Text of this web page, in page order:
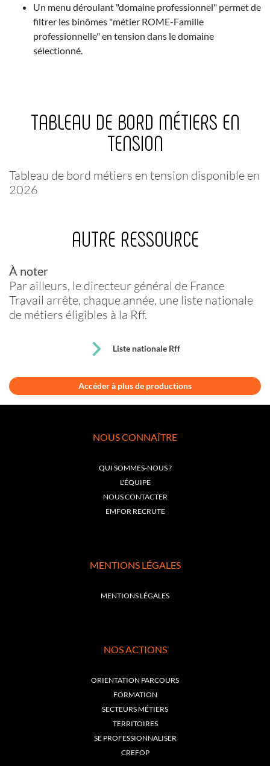
Un menu déroulant "domaine professionnel" permet de
filtrer les binômes "métier ROME-Famille
professionnelle" en tension dans le domaine
sélectionné.
TABLEAU DE BORD MÉTIERS EN
TENSION
Tableau de bord métiers en tension disponible en
2026
AUTRE RESSOURCE
À noter
Par ailleurs, le directeur général de France
Travail arrête, chaque année, une liste nationale
de métiers éligibles à la Rff.
Liste nationale Rff
Accéder à plus de productions
NOUS CONNAÎTRE
QUI SOMMES-NOUS ?
L'ÉQUIPE
NOUS CONTACTER
EMFOR RECRUTE
MENTIONS LÉGALES
MENTIONS LÉGALES
NOS ACTIONS
ORIENTATION PARCOURS
FORMATION
SECTEURS MÉTIERS
TERRITOIRES
SE PROFESSIONNALISER
CREFOP